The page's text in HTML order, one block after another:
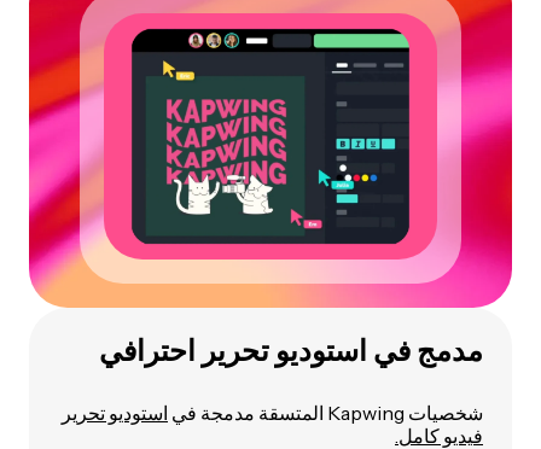
مدمج في استوديو تحرير احترافي
شخصيات Kapwing المتسقة مدمجة في
استوديو تحرير
فيديو كامل.